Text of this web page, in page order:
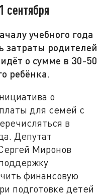
сентября
учебного года
затраты родителей
о сумме в 30-50
ребёнка.
о
для семей с
в
Депутат
Миронов
финансовую
подготовке детей